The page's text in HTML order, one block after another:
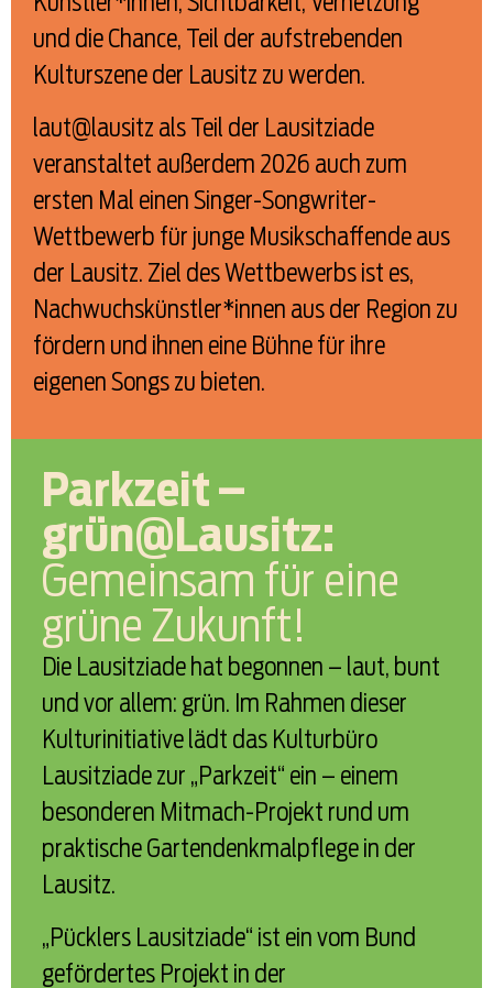
und die Chance, Teil der aufstrebenden
Kulturszene der Lausitz zu werden.
laut@lausitz als Teil der Lausitziade
veranstaltet außerdem 2026 auch zum
ersten Mal einen Singer-Songwriter-
Wettbewerb für junge Musikschaffende aus
der Lausitz. Ziel des Wettbewerbs ist es,
Nachwuchskünstler*innen aus der Region zu
fördern und ihnen eine Bühne für ihre
eigenen Songs zu bieten.
Parkzeit –
grün@Lausitz:
Gemeinsam für eine
grüne Zukunft!
Die Lausitziade hat begonnen – laut, bunt
und vor allem: grün. Im Rahmen dieser
Kulturinitiative lädt das Kulturbüro
Lausitziade zur „Parkzeit“ ein – einem
besonderen Mitmach-Projekt rund um
praktische Gartendenkmalpflege in der
Lausitz.
„Pücklers Lausitziade“ ist ein vom Bund
gefördertes Projekt in der